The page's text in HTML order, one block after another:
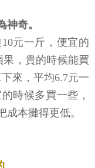
奇。
元一斤，便宜的
果，貴的時候能買
來，平均6.7元一
時候多買一些，
本攤得更低。